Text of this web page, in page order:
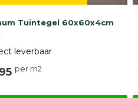
Tuintegel 60x60x4cm
leverbaar
per m2